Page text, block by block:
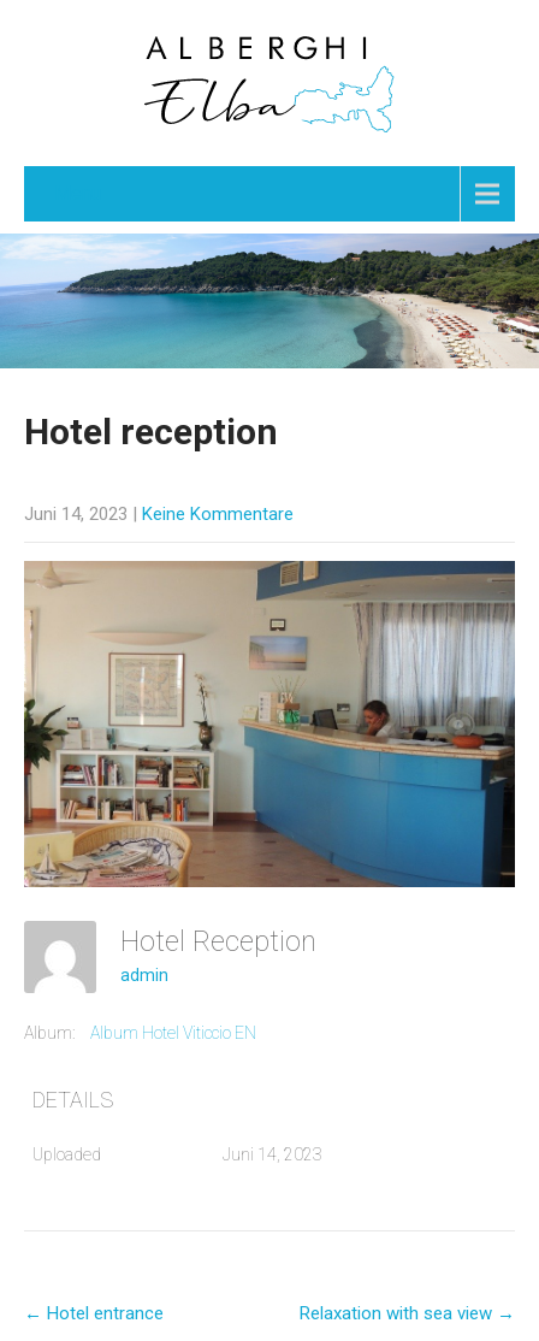
Hotel reception
Juni 14, 2023 | Keine Kommentare
Hotel Reception
admin
Album: Album Hotel Viticcio EN
DETAILS
Uploaded Juni 14, 2023
navigation
← Hotel entrance Relaxation with sea view →